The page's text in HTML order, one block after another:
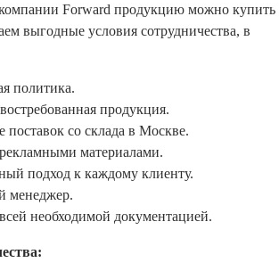
Forward продукцию можно купить
выгодные условия сотрудничества, в
политика.
продукция.
поставок со склада в Москве.
материалами.
подход к каждому клиенту.
менеджер.
необходимой документацией.